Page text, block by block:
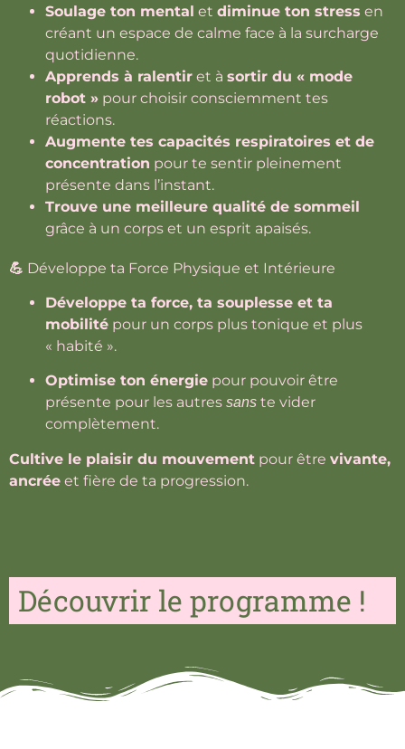
Soulage ton mental et diminue ton stress en
créant un espace de calme face à la surcharge
quotidienne.
Apprends à ralentir et à sortir du « mode
robot » pour choisir consciemment tes
réactions.
Augmente tes capacités respiratoires et de
concentration pour te sentir pleinement
présente dans l’instant.
Trouve une meilleure qualité de sommeil
grâce à un corps et un esprit apaisés.
💪 Développe ta Force Physique et Intérieure
Développe ta force, ta souplesse et ta
mobilité pour un corps plus tonique et plus
« habité ».
Optimise ton énergie pour pouvoir être
présente pour les autres sans te vider
complètement.
Cultive le plaisir du mouvement pour être vivante,
ancrée et fière de ta progression.
Découvrir le programme !